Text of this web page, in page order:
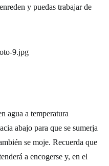
y puedas trabajar de
agua a temperatura
abajo para que se sumerja
se moje. Recuerda que
a encogerse y, en el